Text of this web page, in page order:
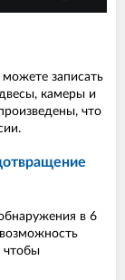
записать
камеры и
что
в 6
чтобы